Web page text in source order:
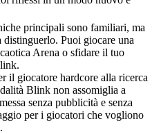
principali sono familiari, ma
Puoi giocare una
Arena o sfidare il tuo
il giocatore hardcore alla ricerca
Blink non assomiglia a
senza pubblicità e senza
per i giocatori che vogliono